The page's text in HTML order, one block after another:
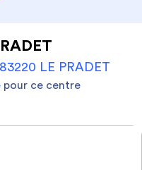
LE PRADET
pour ce centre